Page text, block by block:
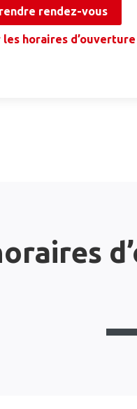
rendez-vous
les horaires d’ouverture